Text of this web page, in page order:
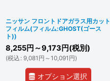
ニッサン フロントドアガラス用カット
フィルム(フィルム:GHOST(ゴース
ト))
8,255円 ～9,173 円(税別)
(税込 : 9,081 円 ～10,091 円)
オプション選択